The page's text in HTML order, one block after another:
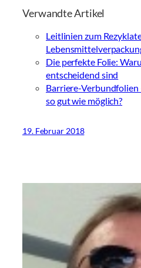
Verwandte Artikel
Leitlinien zum
Die perfekte Folie:
entscheidend sind
Barriere-Verbundfolien
so gut wie möglich?
19. Februar 2018